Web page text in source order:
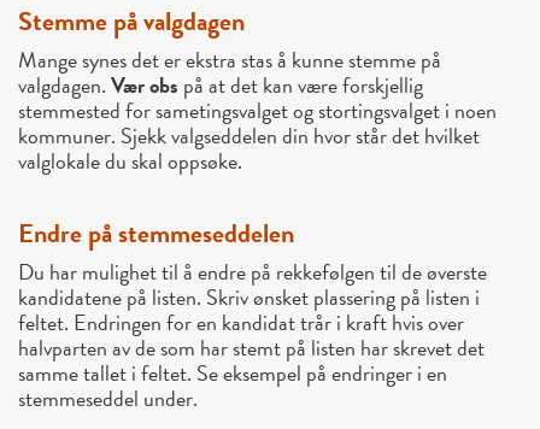
Stemme på valgdagen
Mange synes det er ekstra stas å kunne stemme på
valgdagen.Vær obs på at det kan være forskjellig
stemmested for sametingsvalget og stortingsvalget i noen
kommuner. Sjekk valgseddelen din hvor står det hvilket
valglokale du skal oppsøke.
Endre på stemmeseddelen
Du har mulighet til å endre på rekkefølgen til de øverste
kandidatene på listen. Skriv ønsket plassering på listen i
feltet. Endringen for en kandidat trår i kraft hvis over
halvparten av de som har stemt på listen har skrevet det
samme tallet i feltet. Se eksempel på endringer i en
stemmeseddel under.